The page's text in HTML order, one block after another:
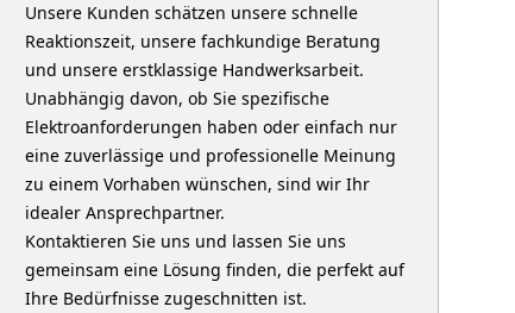
Unsere Kunden schätzen unsere schnelle
Reaktionszeit, unsere fachkundige Beratung
und unsere erstklassige Handwerksarbeit.
Unabhängig davon, ob Sie spezifische
Elektroanforderungen haben oder einfach nur
eine zuverlässige und professionelle Meinung
zu einem Vorhaben wünschen, sind wir Ihr
idealer Ansprechpartner.
Kontaktieren Sie uns und lassen Sie uns
gemeinsam eine Lösung finden, die perfekt auf
Ihre Bedürfnisse zugeschnitten ist.